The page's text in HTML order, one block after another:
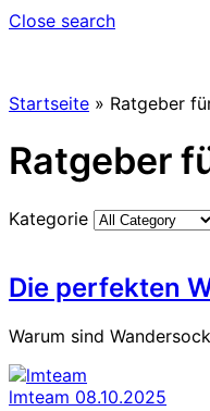
Close search
Startseite » Ratgeber
Ratgeber
Kategorie
Die perfekten
Warum sind
lmteam 08.10.2025